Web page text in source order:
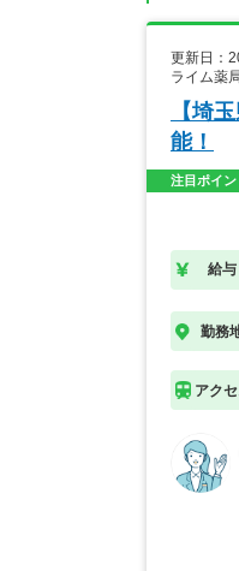
更新日：
ライム薬
【埼
能！
注目ポイン
給与
勤務
アク